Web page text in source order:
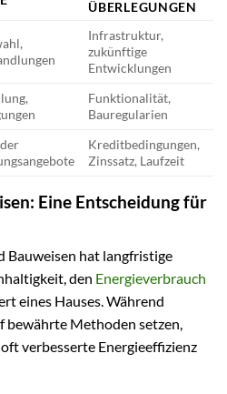
ÜBERLEGUNGEN
Infrastruktur,
zukünftige
Entwicklungen
Funktionalität,
Bauregularien
Kreditbedingungen,
Zinssatz, Laufzeit
Eine Entscheidung für
Bauweisen hat langfristige
den Energieverbrauch
eines Hauses. Während
bewährte Methoden setzen,
verbesserte Energieeffizienz